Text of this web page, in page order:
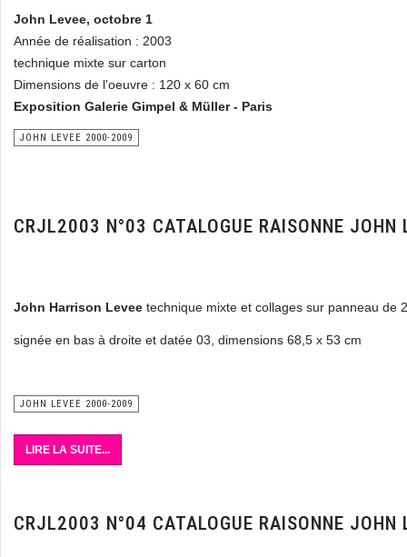
John Levee, octobre 1
Année de réalisation : 2003
technique mixte sur carton
Dimensions de l'oeuvre : 120 x 60 cm
Exposition Galerie Gimpel & Müller - Paris
JOHN LEVEE 2000-2009
CRJL2003 N°03 CATALOGUE RAISONNE JOHN
John Harrison Levee technique mixte et collages sur panneau de
signée en bas à droite et datée 03, dimensions 68,5 x 53 cm
JOHN LEVEE 2000-2009
LIRE LA SUITE...
CRJL2003 N°04 CATALOGUE RAISONNE JOHN